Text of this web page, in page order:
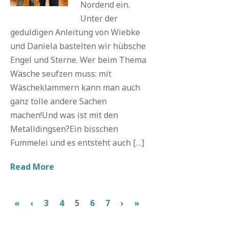
Nordend ein.
Unter der
geduldigen Anleitung von Wiebke
und Daniela bastelten wir hübsche
Engel und Sterne. Wer beim Thema
Wäsche seufzen muss: mit
Wäscheklammern kann man auch
ganz tolle andere Sachen
machen!Und was ist mit den
Metalldingsen?Ein bisschen
Fummelei und es entsteht auch […]
Read More
« ‹ 3 4 5 6 7 › »